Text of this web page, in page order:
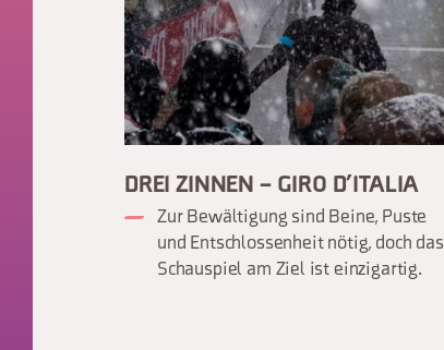
DREI ZINNEN – GIRO D’ITALIA
Zur Bewältigung sind Beine, Puste
und Entschlossenheit nötig, doch das
Schauspiel am Ziel ist einzigartig.